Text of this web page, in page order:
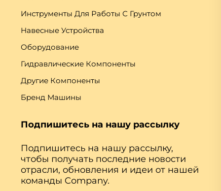
Инструменты Для Работы С Грунтом
Навесные Устройства
Оборудование
Гидравлические Компоненты
Другие Компоненты
Бренд Машины
Подпишитесь на нашу рассылку
Подпишитесь на нашу рассылку,
чтобы получать последние новости
отрасли, обновления и идеи от нашей
команды Company.